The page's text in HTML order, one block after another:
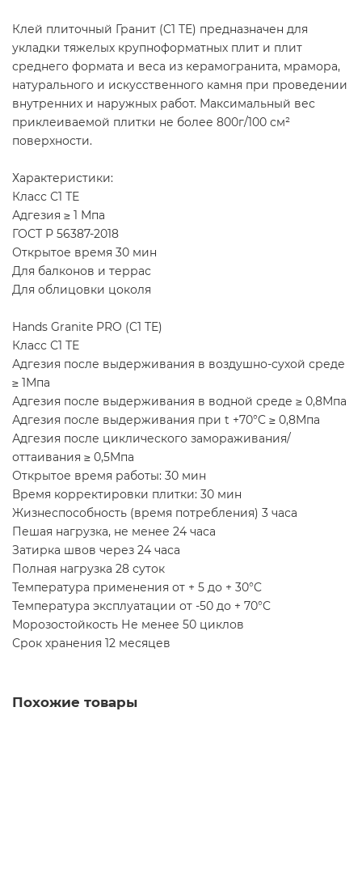
Клей плиточный Гранит (C1 TE) предназначен для
укладки тяжелых крупноформатных плит и плит
среднего формата и веса из керамогранита, мрамора,
натурального и искусственного камня при проведении
внутренних и наружных работ. Максимальный вес
приклеиваемой плитки не более 800г/100 см²
поверхности.
Характеристики:
Класс С1 ТЕ
Адгезия ≥ 1 Мпа
ГОСТ Р 56387-2018
Открытое время 30 мин
Для балконов и террас
Для облицовки цоколя
Hands Granite PRO (C1 TE)
Класс С1 ТЕ
Адгезия после выдерживания в воздушно-сухой среде
≥ 1Мпа
Адгезия после выдерживания в водной среде ≥ 0,8Мпа
Адгезия после выдерживания при t +70°C ≥ 0,8Мпа
Адгезия после циклического замораживания/
оттаивания ≥ 0,5Мпа
Открытое время работы: 30 мин
Время корректировки плитки: 30 мин
Жизнеспособность (время потребления) 3 часа
Пешая нагрузка, не менее 24 часа
Затирка швов через 24 часа
Полная нагрузка 28 суток
Температура применения от + 5 до + 30°C
Температура эксплуатации от -50 до + 70°C
Морозостойкость Не менее 50 циклов
Срок хранения 12 месяцев
Похожие товары